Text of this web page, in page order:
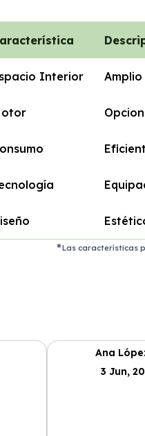
Interior
Las características
Ana
3 Jun,